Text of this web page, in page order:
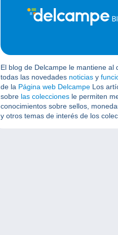
El blog de Delcampe le mantiene al
todas las novedades noticias y
de la Página web Delcampe Los
sobre las colecciones le permiten
conocimientos sobre sellos,
y otros temas de interés de los